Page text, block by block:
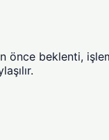
önce beklenti,